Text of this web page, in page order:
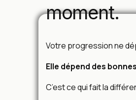
moment.
Votre progression ne
Elle dépend des
C’est ce qui fait la